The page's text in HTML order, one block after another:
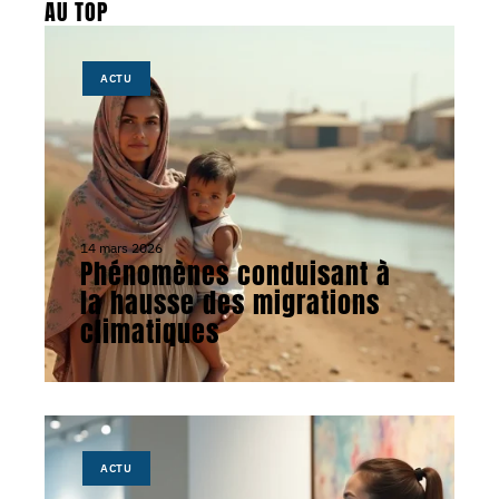
AU TOP
ACTU
14 mars 2026
Phénomènes conduisant à
la hausse des migrations
climatiques
ACTU